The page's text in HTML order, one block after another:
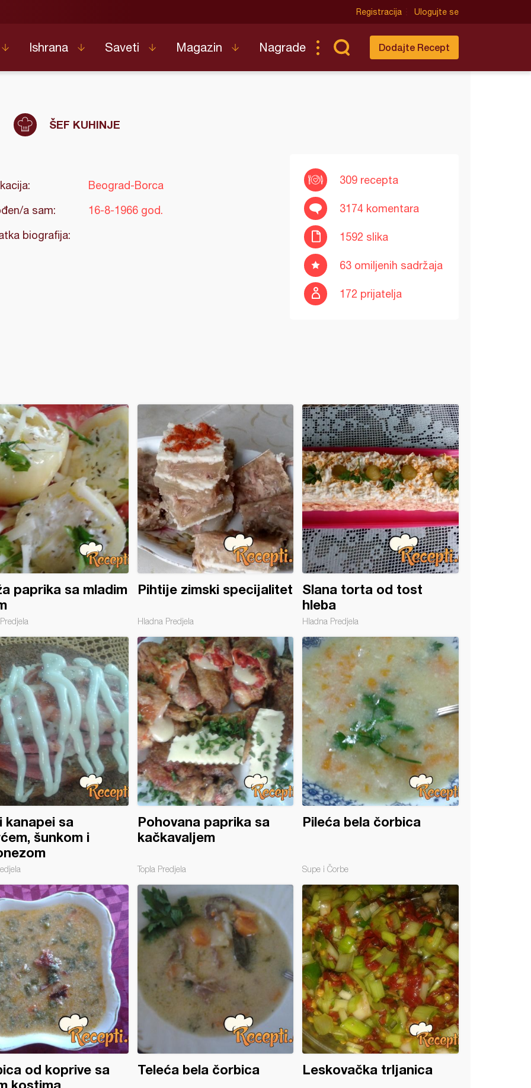
Registracija Ulogujte se
Ishrana Saveti Magazin Nagrade Dodajte Recept
ŠEF KUHINJE
Beograd-Borca
a sam:
16-8-1966 god.
biografija:
309 recepta
3174 komentara
1592 slika
63 omiljenih sadržaja
172 prijatelja
paprika sa mladim
Pihtije zimski specijalitet
Hladna Predjela
Slana torta od tost
hleba
Hladna Predjela
kanapei sa
šunkom i
Pohovana paprika sa
kačkavaljem
Topla Predjela
Pileća bela čorbica
Supe i Čorbe
od koprive sa
Teleća bela čorbica Leskovačka trljanica